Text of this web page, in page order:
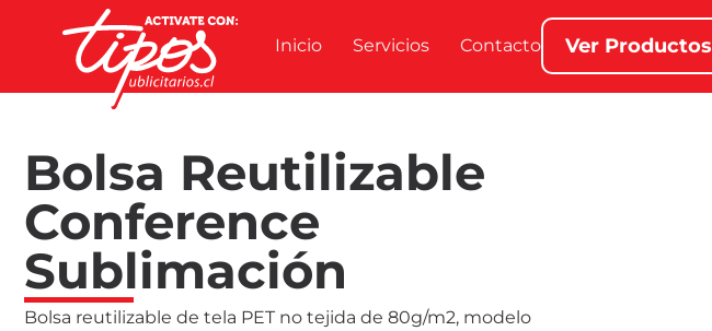
Inicio Servicios Contacto Ver Productos
Bolsa Reutilizable
Conference
Sublimación
Bolsa reutilizable de tela PET no tejida de 80g/m2, modelo